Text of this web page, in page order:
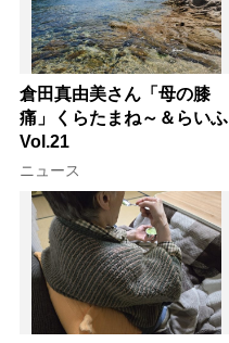
倉田真由美さん「母の膝
痛」くらたまね～＆らいふ
Vol.21
ニュース